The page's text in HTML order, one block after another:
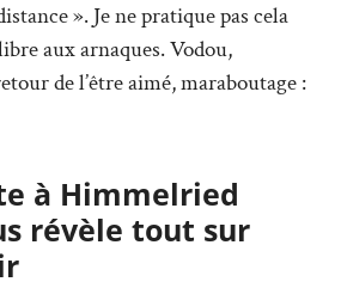
». Je ne pratique pas cela
aux arnaques. Vodou,
de l’être aimé, maraboutage :
à Himmelried
révèle tout sur